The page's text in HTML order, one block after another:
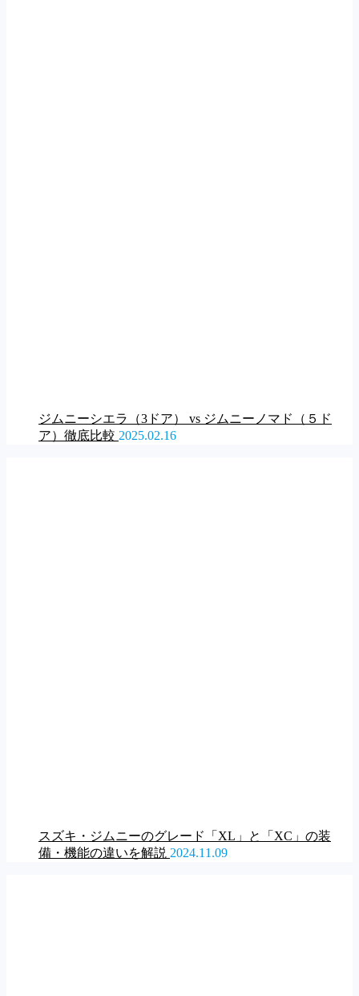
ジムニーシエラ（3ドア） vs ジムニーノマド（５ド
ア）徹底比較 2025.02.16
スズキ・ジムニーのグレード「XL」と「XC」の装
備・機能の違いを解説 2024.11.09